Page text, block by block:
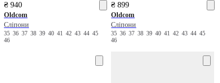
₴ 940
Oldcom
Сліпони
35 36 37 38 39 40 41 42 43 44 45
46
₴ 899
Oldcom
Сліпони
3536373839404142434445
46